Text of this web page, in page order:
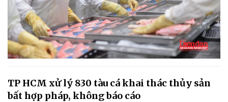
TP HCM xử lý 830 tàu cá khai thác thủy sản
bất hợp pháp, không báo cáo